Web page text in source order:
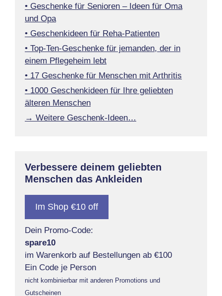
• Geschenke für Senioren – Ideen für Oma
und Opa
• Geschenkideen für Reha-Patienten
• Top-Ten-Geschenke für jemanden, der in
einem Pflegeheim lebt
• 17 Geschenke für Menschen mit Arthritis
• 1000 Geschenkideen für Ihre geliebten
älteren Menschen
→ Weitere Geschenk-Ideen…
Verbessere deinem geliebten
Menschen das Ankleiden
Im Shop €10 off
Dein Promo-Code:
spare10
im Warenkorb auf Bestellungen ab €100
Ein Code je Person
nicht kombinierbar mit anderen Promotions und
Gutscheinen